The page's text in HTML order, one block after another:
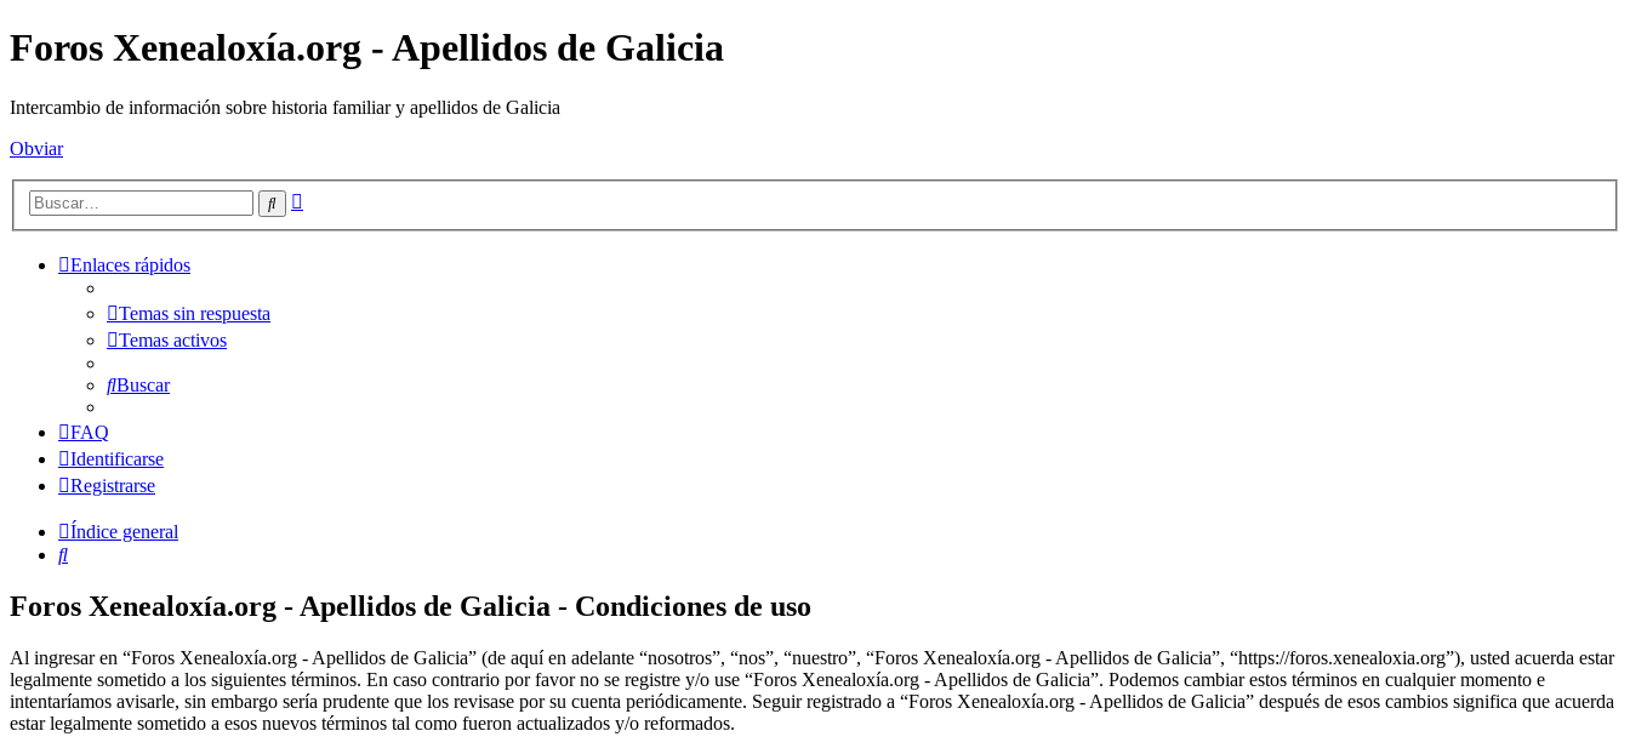
Foros Xenealoxía.org - Apellidos de Galicia
Intercambio de información sobre historia familiar y apellidos de Galicia
Obviar
Buscar
Enlaces rápidos
Temas sin respuesta
Temas activos
Buscar
FAQ
Identificarse
Registrarse
Índice general
Buscar
Foros Xenealoxía.org - Apellidos de Galicia - Condiciones de uso
Al ingresar en “Foros Xenealoxía.org - Apellidos de Galicia” (de aquí en adelante “nosotros”, “nos”, “nuestro”, “Foros Xenealoxía.org - Apellidos de Galicia”, “https://foros.xenealoxia.org”), usted acuerda estar
legalmente sometido a los siguientes términos. En caso contrario por favor no se registre y/o use “Foros Xenealoxía.org - Apellidos de Galicia”. Podemos cambiar estos términos en cualquier momento e
intentaríamos avisarle, sin embargo sería prudente que los revisase por su cuenta periódicamente. Seguir registrado a “Foros Xenealoxía.org - Apellidos de Galicia” después de esos cambios significa que acuerda
estar legalmente sometido a esos nuevos términos tal como fueron actualizados y/o reformados.